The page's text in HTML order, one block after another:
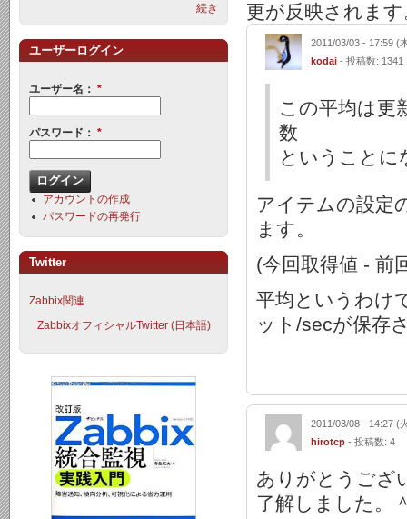
更が反映されます
2011/03/03 - 17:59 (
kodai - 投稿数: 1341
この平均は更
数
ということに
アイテムの設定
ます。
(今回取得値 - 前
平均というわけ
ット/secが保存
2011/03/08 - 14:27 (
hirotcp - 投稿数: 4
ありがとうござ
了解しました。
続き
ユーザーログイン
ユーザー名： *
パスワード： *
アカウントの作成
パスワードの再発行
Twitter
Zabbix関連
ZabbixオフィシャルTwitter (日本語)